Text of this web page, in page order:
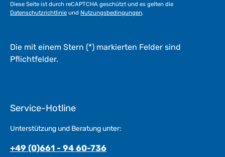
Diese Seite ist durch reCAPTCHA geschützt und es gelten die
Datenschutzrichtlinie und Nutzungsbedingungen.
Die mit einem Stern (*) markierten Felder sind
Pflichtfelder.
Service-Hotline
Unterstützung und Beratung unter:
+49 (0)661 - 94 60-736